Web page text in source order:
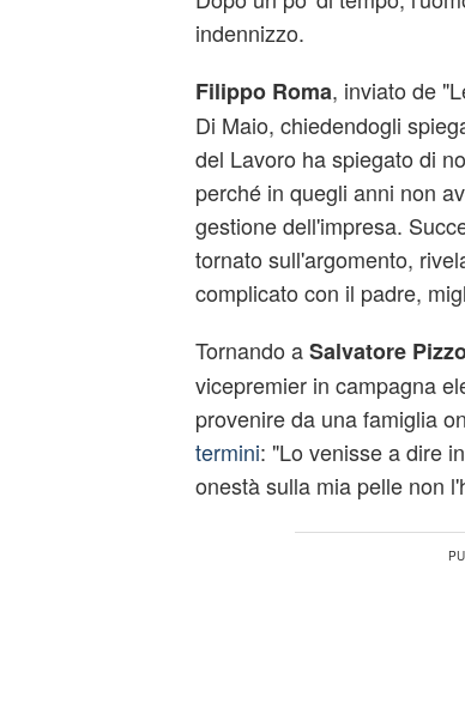
indennizzo.
Filippo Roma, inviato de
Di Maio, chiedendogli
del Lavoro ha spiegato di
perché in quegli anni non
gestione dell'impresa.
tornato sull'argomento,
complicato con il padre,
Tornando aSalvatore
vicepremier in campagna
provenire da una famiglia
termini: "Lo venisse a dire
onestà sulla mia pelle non